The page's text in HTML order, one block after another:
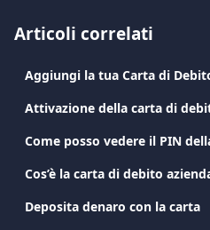
Articoli correlati
Attivazione della carta di
Come posso vedere il PIN
Cos’è la carta di debito
Deposita denaro con la carta